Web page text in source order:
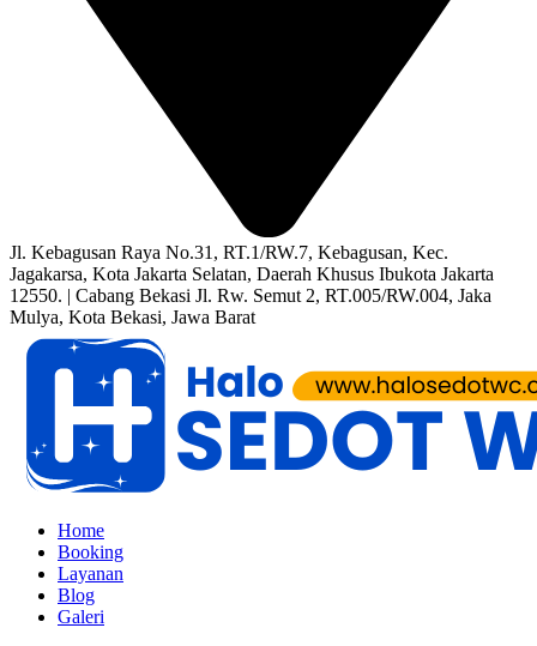
Jl. Kebagusan Raya No.31, RT.1/RW.7, Kebagusan, Kec.
Jagakarsa, Kota Jakarta Selatan, Daerah Khusus Ibukota Jakarta
12550. | Cabang Bekasi Jl. Rw. Semut 2, RT.005/RW.004, Jaka
Mulya, Kota Bekasi, Jawa Barat
Home
Booking
Layanan
Blog
Galeri